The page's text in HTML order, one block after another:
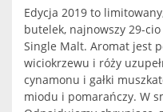
Edycja 2019 to
butelek, najnowszy 29-
Single Malt. Aromat jest
wiciokrzewu i róży
cynamonu i gałki
miodu i pomarańczy. W